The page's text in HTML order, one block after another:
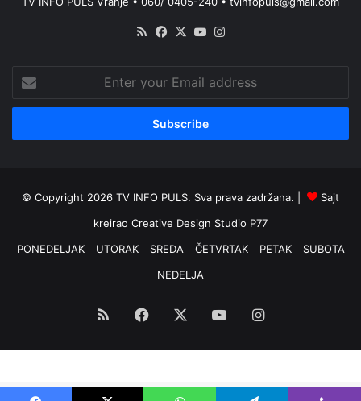
RSS Facebook
X YouTube
your
Email
© Copyright 2026 TV INFO PULS. Sva prava zadržana. |
Sajt
kreirao Creative Design Studio P77
PONEDELJAK
UTORAK SREDA ČETVRTAK PETAK
SUBOTA
NEDELJA
RSS Facebook YouTubeInstagram
Optimized by Seraphinite Accelerator